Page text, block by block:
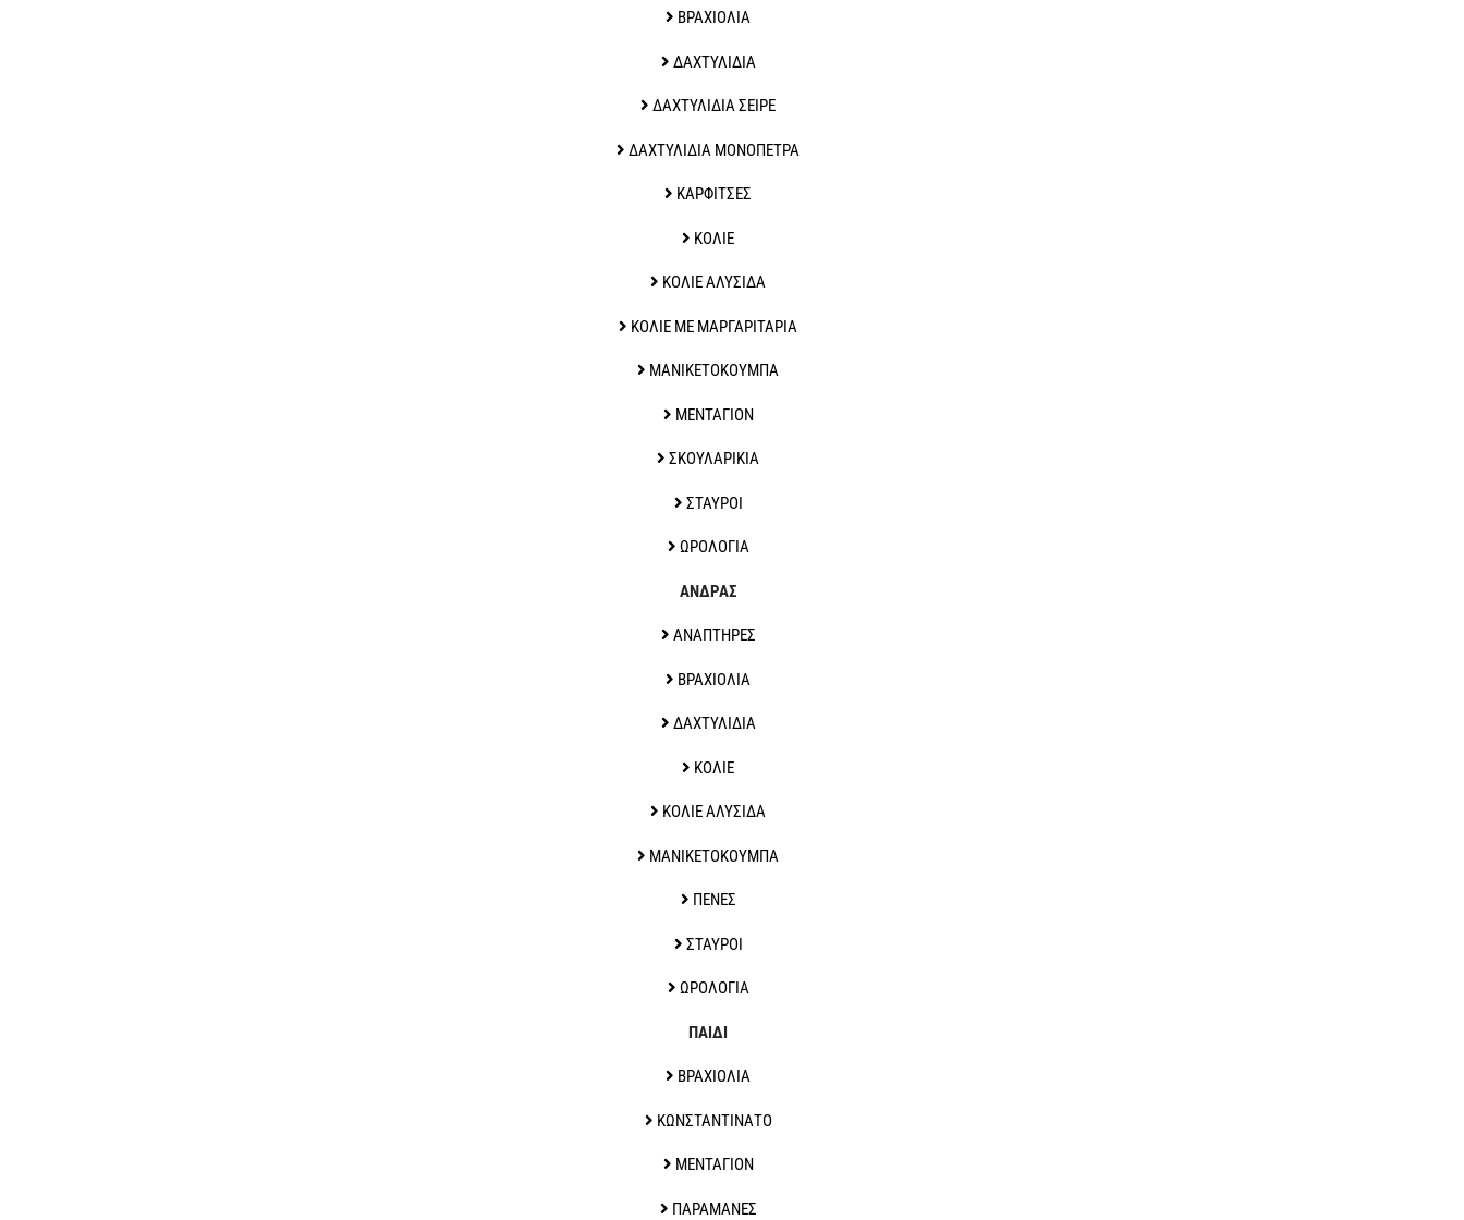
ΒΡΑΧΙΟΛΙΑ
ΔΑΧΤΥΛΙΔΙΑ
ΔΑΧΤΥΛΙΔΙΑ ΣΕΙΡΕ
ΔΑΧΤΥΛΙΔΙΑ ΜΟΝΟΠΕΤΡΑ
ΚΑΡΦΙΤΣΕΣ
ΚΟΛΙΕ
ΚΟΛΙΕ ΑΛΥΣΙΔΑ
ΚΟΛΙΕ ΜΕ ΜΑΡΓΑΡΙΤΑΡΙΑ
ΜΑΝΙΚΕΤΟΚΟΥΜΠΑ
ΜΕΝΤΑΓΙΟΝ
ΣΚΟΥΛΑΡΙΚΙΑ
ΣΤΑΥΡΟΙ
ΩΡΟΛΟΓΙΑ
ΑΝΔΡΑΣ
ΑΝΑΠΤΗΡΕΣ
ΒΡΑΧΙΟΛΙΑ
ΔΑΧΤΥΛΙΔΙΑ
ΚΟΛΙΕ
ΚΟΛΙΕ ΑΛΥΣΙΔΑ
ΜΑΝΙΚΕΤΟΚΟΥΜΠΑ
ΠΕΝΕΣ
ΣΤΑΥΡΟΙ
ΩΡΟΛΟΓΙΑ
ΠΑΙΔΙ
ΒΡΑΧΙΟΛΙΑ
ΚΩΝΣΤΑΝΤΙΝΑΤΟ
ΜΕΝΤΑΓΙΟΝ
ΠΑΡΑΜΑΝΕΣ